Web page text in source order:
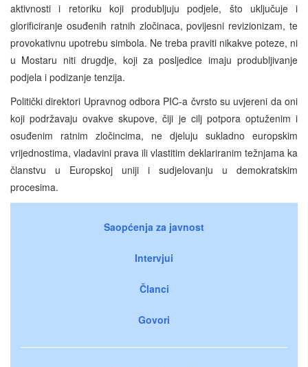
aktivnosti i retoriku koji produbljuju podjele, što uključuje i
glorificiranje osuđenih ratnih zločinaca, povijesni revizionizam, te
provokativnu upotrebu simbola. Ne treba praviti nikakve poteze, ni
u Mostaru niti drugdje, koji za posljedice imaju produbljivanje
podjela i podizanje tenzija.
Politički direktori Upravnog odbora PIC-a čvrsto su uvjereni da oni
koji podržavaju ovakve skupove, čiji je cilj potpora optuženim i
osuđenim ratnim zločincima, ne djeluju sukladno europskim
vrijednostima, vladavini prava ili vlastitim deklariranim težnjama ka
članstvu u Europskoj uniji i sudjelovanju u demokratskim
procesima.
Saopćenja za javnost
Intervjui
Članci
Govori